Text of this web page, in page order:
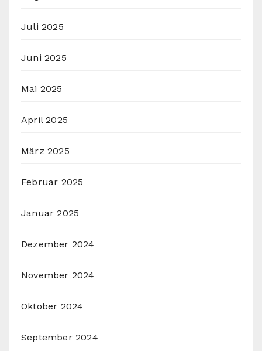
Juli 2025
Juni 2025
Mai 2025
April 2025
März 2025
Februar 2025
Januar 2025
Dezember 2024
November 2024
Oktober 2024
September 2024